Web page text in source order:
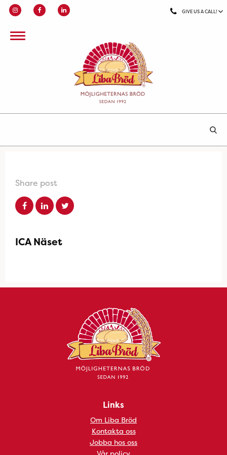
GIVE US A CALL!
Share post
ICA Näset
Links
Om Liba Bröd
Kontakta oss
Jobba hos oss